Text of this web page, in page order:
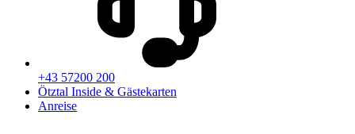
+43 57200 200
Ötztal Inside & Gästekarten
Anreise